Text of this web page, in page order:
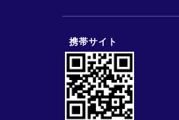
携帯サイト